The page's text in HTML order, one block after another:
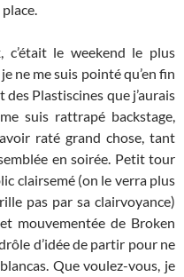
c’était le weekend le plus
ne me suis pointé qu’en fin
des Plastiscines que j’aurais
suis rattrapé backstage,
raté grand chose, tant
en soirée. Petit tour
clairsemé (on le verra plus
pas par sa clairvoyance)
mouvementée de Broken
drôle d’idée de partir pour ne
Que voulez-vous, je